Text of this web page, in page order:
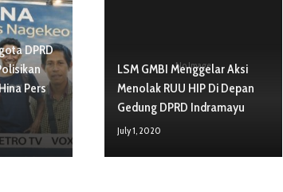
DPRD
Pers
No Image
LSM GMBI Menggelar Aksi
Menolak RUU HIP Di Depan
Gedung DPRD Indramayu
July 1, 2020